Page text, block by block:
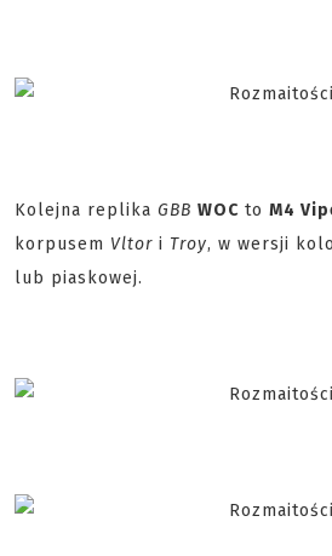
Kolejna replika GBB WOC to M4
korpusem Vltor i Troy, w wersji
lub piaskowej.